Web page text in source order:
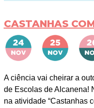
CASTANHAS
A ciência vai cheirar a
de Escolas de Alcanena!
na atividade “Castanhas